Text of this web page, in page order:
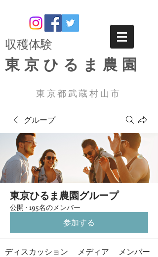
​収穫体験
東京ひるま農園
東京都武蔵村山市
グループ
東京ひるま農園グループ
公開 · 195名のメンバー
参加する
ディスカッション メディア メンバー